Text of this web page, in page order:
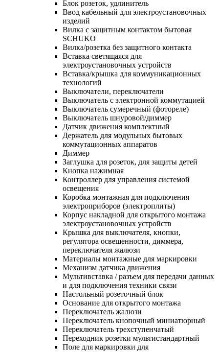
Блок розеток, удлинитель
Ввод кабельный для электроустановочных
изделий
Вилка с защитным контактом бытовая
SCHUKO
Вилка/розетка без защитного контакта
Вставка светящаяся для
электроустановочных устройств
Вставка/крышка для коммуникационных
технологий
Выключатели, переключатели
Выключатель с электронной коммутацией
Выключатель сумеречный (фотореле)
Выключатель шнуровой/диммер
Датчик движения комплектный
Держатель для модульных бытовых
коммутационных аппаратов
Диммер
Заглушка для розеток, для защиты детей
Кнопка нажимная
Контроллер для управления системой
освещения
Коробка монтажная для подключения
электроприборов (электроплиты)
Корпус накладной для открытого монтажа
электроустановочных устройств
Крышка для выключателя, кнопки,
регулятора освещенности, диммера,
переключателя жалюзи
Материалы монтажные для маркировки
Механизм датчика движения
Мультивставка / разъем для передачи данных
и для подключения техники связи
Настольный розеточный блок
Основание для открытого монтажа
Переключатель жалюзи
Переключатель кнопочный миниатюрный
Переключатель трехступенчатый
Переходник розетки мультистандартный
Поле для маркировки для